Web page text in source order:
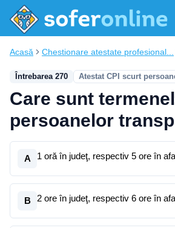
Acasă Chestionare atestate profesional...
Întrebarea 270 Atestat CPI scurt
Care sunt
persoanelor
A 1 oră în judeţ, respectiv 5 ore în
B 2 ore în judeţ, respectiv 6 ore în